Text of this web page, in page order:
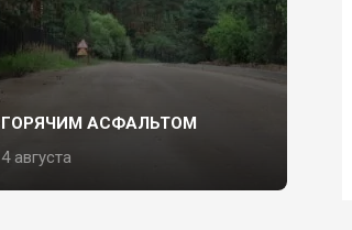
ГОРЯЧИМ АСФАЛЬТОМ
4 августа